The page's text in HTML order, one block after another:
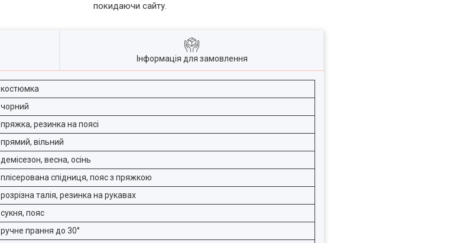
покидаючи сайту.
Інформація для замовлення
костюмка
чорний
пряжка, резинка на поясі
прямий, вільний
демісезон, весна, осінь
плісерована спідниця, пояс з пряжкою
розрізна талія, резинка на рукавах
сукня, пояс
ручне прання до 30°